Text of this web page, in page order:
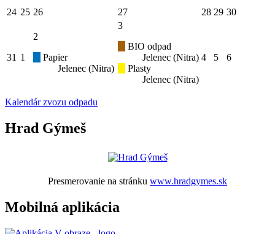
24 25 26 27 28 29 30
31 1
2
Papier
Jelenec (Nitra)
3
BIO odpad
Jelenec (Nitra)
Plasty
Jelenec (Nitra)
4 5 6
Kalendár zvozu odpadu
Hrad Gýmeš
Presmerovanie na stránku www.hradgymes.sk
Mobilná aplikácia